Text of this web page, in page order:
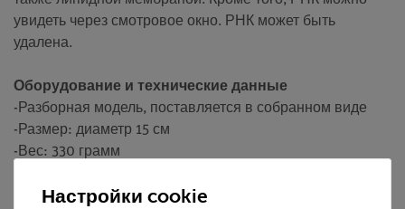
увидеть через смотровое окно. РНК может быть
удалена.
Оборудование и технические данные
-Разборная модель, поставляется в собранном виде
-Размер: диаметр 15 см
-Вес: 330 грамм
Настройки cookie